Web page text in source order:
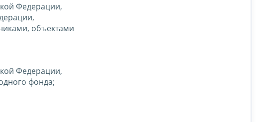
Федерации,
объектами
Федерации,
фонда;